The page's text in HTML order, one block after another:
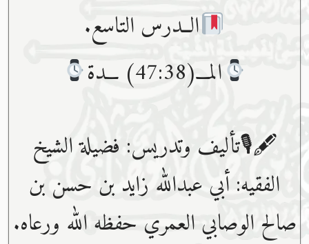
الــدرس التاسع.
المـــ(47:38) ـــدة
🖋🎙تأليف وتدريس: فضيلة الشيخ
الفقيه: أبي عبدﷲ زايد بن حسن بن
صالح الوصابي العمري حفظه ﷲ ورعاه.